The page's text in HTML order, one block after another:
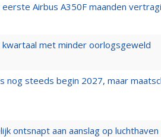
Airbus A350F maanden
met minder oorlogsgeweld
nog steeds begin 2027, maar
ontsnapt aan aanslag op